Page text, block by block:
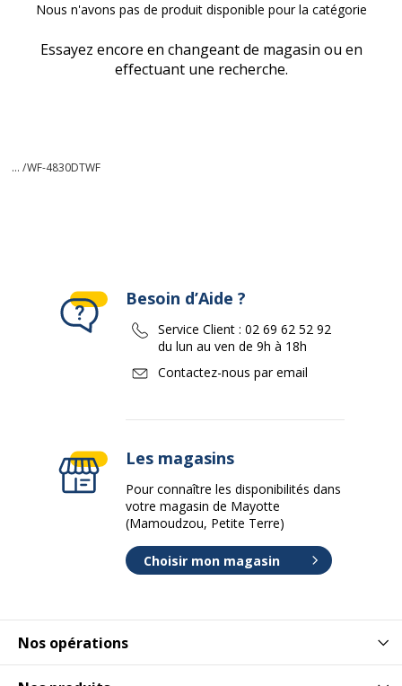
Nous n'avons pas de produit disponible pour la catégorie
Essayez encore en changeant de magasin ou en
effectuant une recherche.
... /WF-4830DTWF
Nos opérations
Besoin d’Aide ?
Service Client : 02 69 62 52 92
du lun au ven de 9h à 18h
Contactez-nous par email
Les magasins
Pour connaître les disponibilités dans
votre magasin de Mayotte
(Mamoudzou, Petite Terre)
Choisir mon magasin